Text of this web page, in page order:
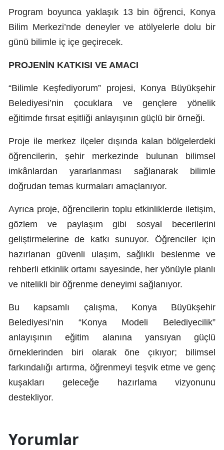
Samsun
Tekirdağ
Tokat
Trabzon
Tunceli
Van
Yozgat
Aksaray
Bayburt
Karaman
Kırıkkale
Batman
Şırnak
Program boyunca yaklaşık 13 bin öğrenci, Konya
Bilim Merkezi’nde deneyler ve atölyelerle dolu bir
günü bilimle iç içe geçirecek.
PROJENİN KATKISI VE AMACI
“Bilimle Keşfediyorum” projesi, Konya Büyükşehir
Belediyesi’nin çocuklara ve gençlere yönelik
eğitimde fırsat eşitliği anlayışının güçlü bir örneği.
Proje ile merkez ilçeler dışında kalan bölgelerdeki
öğrencilerin, şehir merkezinde bulunan bilimsel
imkânlardan yararlanması sağlanarak bilimle
doğrudan temas kurmaları amaçlanıyor.
Ayrıca proje, öğrencilerin toplu etkinliklerde iletişim,
gözlem ve paylaşım gibi sosyal becerilerini
geliştirmelerine de katkı sunuyor. Öğrenciler için
hazırlanan güvenli ulaşım, sağlıklı beslenme ve
rehberli etkinlik ortamı sayesinde, her yönüyle planlı
ve nitelikli bir öğrenme deneyimi sağlanıyor.
Bu kapsamlı çalışma, Konya Büyükşehir
Belediyesi’nin “Konya Modeli Belediyecilik”
anlayışının eğitim alanına yansıyan güçlü
örneklerinden biri olarak öne çıkıyor; bilimsel
farkındalığı artırma, öğrenmeyi teşvik etme ve genç
kuşakları geleceğe hazırlama vizyonunu
destekliyor.
Yorumlar